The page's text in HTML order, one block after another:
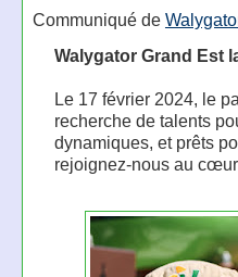
Communiqué de
Walygator Grand Est
Le 17 février 2024, le
recherche de talents
dynamiques, et prêts
rejoignez-nous au